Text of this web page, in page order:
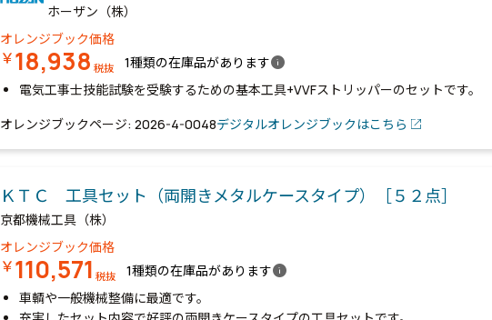
ホーザン（株）
オレンジブック価格
￥18,938 税抜 1種類の在庫品がありますinfo
電気工事士技能試験を受験するための基本工具+VVFストリッパーのセットです。
オレンジブックページ: 2026-4-0048デジタルオレンジブックはこちら
ＫＴＣ 工具セット（両開きメタルケースタイプ）［５２点］
京都機械工具（株）
オレンジブック価格
￥110,571 税抜 1種類の在庫品がありますinfo
車輌や一般機械整備に最適です。